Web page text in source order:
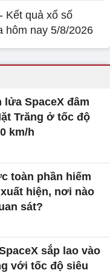
Kết quả xổ số
hôm nay 5/8/2026
lửa SpaceX đâm
Trăng ở tốc độ
km/h
toàn phần hiếm
hiện, nơi nào
sát?
sắp lao vào
với tốc độ siêu